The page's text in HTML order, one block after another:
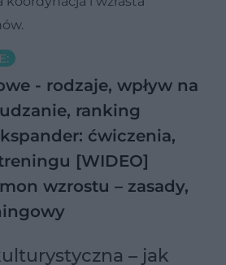
- rodzaje, wpływ na
ranking
ćwiczenia,
[WIDEO]
wzrostu – zasady,
– jak